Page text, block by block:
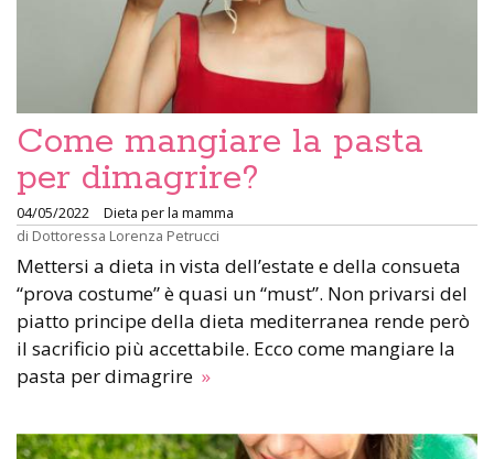
Come mangiare la pasta
per dimagrire?
04/05/2022
Dieta per la mamma
di Dottoressa Lorenza Petrucci
Mettersi a dieta in vista dell’estate e della consueta
“prova costume” è quasi un “must”. Non privarsi del
piatto principe della dieta mediterranea rende però
il sacrificio più accettabile. Ecco come mangiare la
pasta per dimagrire »